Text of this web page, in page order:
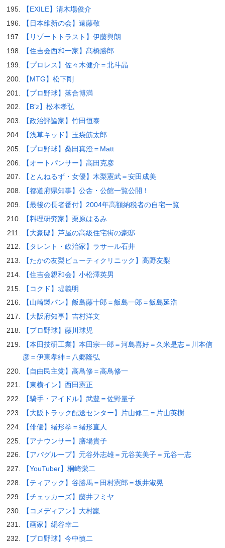
【EXILE】清木場俊介
【日本維新の会】遠藤敬
【リゾートトラスト】伊藤與朗
【住吉会西和一家】髙橋勝郎
【プロレス】佐々木健介＝北斗晶
【MTG】松下剛
【プロ野球】落合博満
【B’z】松本孝弘
【政治評論家】竹田恒泰
【浅草キッド】玉袋筋太郎
【プロ野球】桑田真澄＝Matt
【オートパンサー】高田克彦
【とんねるず・女優】木梨憲武＝安田成美
【都道府県知事】公舎・公館一覧公開！
【最後の長者番付】2004年高額納税者の自宅一覧
【料理研究家】栗原はるみ
【大豪邸】芦屋の高級住宅街の豪邸
【タレント・政治家】ラサール石井
【たかの友梨ビューティクリニック】高野友梨
【住吉会親和会】小松澤英男
【コクド】堤義明
【山崎製パン】飯島藤十郎＝飯島一郎＝飯島延浩
【大阪府知事】吉村洋文
【プロ野球】藤川球児
【本田技研工業】本田宗一郎＝河島喜好＝久米是志＝川本信
彦＝伊東孝紳＝八郷隆弘
【自由民主党】高鳥修＝高鳥修一
【東横イン】西田憲正
【騎手・アイドル】武豊＝佐野量子
【大阪トラック配送センター】片山修二＝片山英樹
【俳優】緒形拳＝緒形直人
【アナウンサー】膳場貴子
【アパグループ】元谷外志雄＝元谷芙美子＝元谷一志
【YouTuber】桐崎栄二
【ティアック】谷勝馬＝田村憲郎＝坂井淑晃
【チェッカーズ】藤井フミヤ
【コメディアン】大村崑
【画家】絹谷幸二
【プロ野球】今中慎二